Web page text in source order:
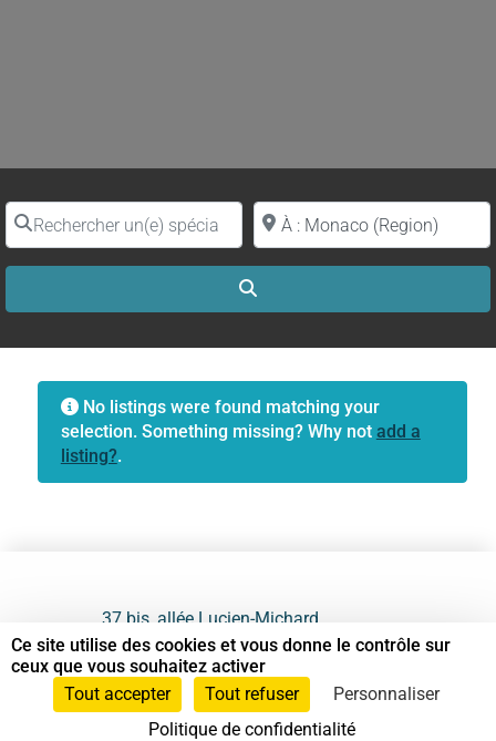
Rechercher un(e) spécialiste par nomProche de (ville ou région)
No listings were found matching your
selection. Something missing? Why not add a
listing?.
37 bis, allée Lucien-Michard
93190 Livry-Gargan
06 61 87 28 09
Ce site utilise des cookies et vous donne le contrôle sur
ceux que vous souhaitez activer
Tout accepter
Tout refuser
Personnaliser
Politique de confidentialité